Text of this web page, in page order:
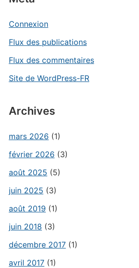
Connexion
Flux des publications
Flux des commentaires
Site de WordPress-FR
Archives
mars 2026 (1)
février 2026 (3)
août 2025 (5)
juin 2025 (3)
août 2019 (1)
juin 2018 (3)
décembre 2017(1)
avril 2017(1)